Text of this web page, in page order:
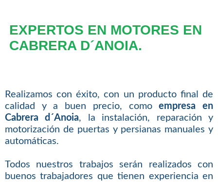
EXPERTOS EN MOTORES EN
CABRERA D´ANOIA.
Realizamos con éxito, con un producto final de
calidad y a buen precio, comoempresa en
Cabrera d´Anoia, la instalación, reparación y
motorización de puertas y persianas manuales y
automáticas.
Todos nuestros trabajos serán realizados con
buenos trabajadores que tienen experiencia en